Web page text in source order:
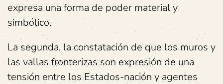
expresa una forma de poder material y
simbólico.
La segunda, la constatación de que los muros y
las vallas fronterizas son expresión de una
tensión entre los Estados-nación y agentes